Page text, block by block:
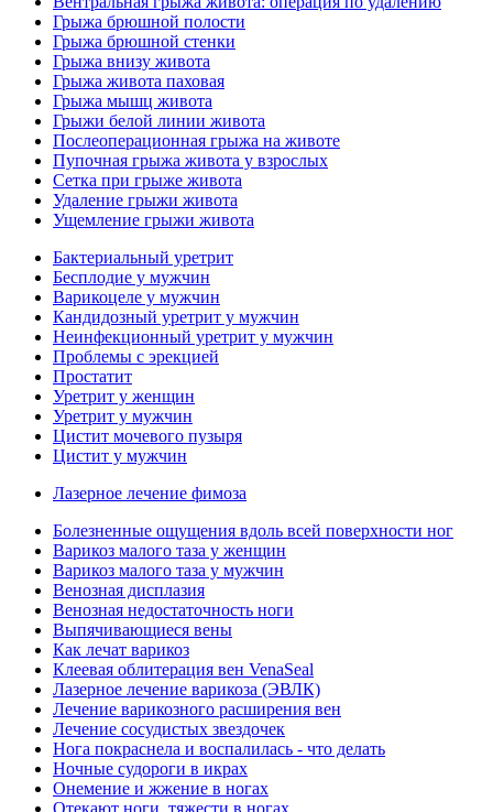
Грыжа брюшной полости
Грыжа брюшной стенки
Грыжа внизу живота
Грыжа живота паховая
Грыжа мышц живота
Грыжи белой линии живота
Послеоперационная грыжа на животе
Пупочная грыжа живота у взрослых
Сетка при грыже живота
Удаление грыжи живота
Ущемление грыжи живота
Бактериальный уретрит
Бесплодие у мужчин
Варикоцеле у мужчин
Кандидозный уретрит у мужчин
Неинфекционный уретрит у мужчин
Проблемы с эрекцией
Простатит
Уретрит у женщин
Уретрит у мужчин
Цистит мочевого пузыря
Цистит у мужчин
Лазерное лечение фимоза
Болезненные ощущения вдоль всей поверхности ног
Варикоз малого таза у женщин
Варикоз малого таза у мужчин
Венозная дисплазия
Венозная недостаточность ноги
Выпячивающиеся вены
Как лечат варикоз
Клеевая облитерация вен VenaSeal
Лазерное лечение варикоза (ЭВЛК)
Лечение варикозного расширения вен
Лечение сосудистых звездочек
Нога покраснела и воспалилась - что делать
Ночные судороги в икрах
Онемение и жжение в ногах
Отекают ноги, тяжести в ногах